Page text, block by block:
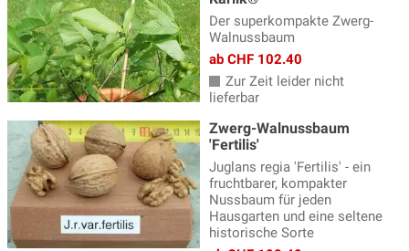
Der superkompakte Zwerg-
Walnussbaum
ab CHF 102.40
Zur Zeit leider nicht
lieferbar
Zwerg-Walnussbaum
'Fertilis'
Juglans regia 'Fertilis' - ein
fruchtbarer, kompakter
Nussbaum für jeden
Hausgarten und eine seltene
historische Sorte